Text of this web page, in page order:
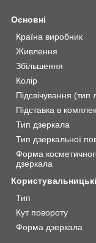
Основні
Країна виробник
Живлення
Збільшення
Колір
Підсвічування (тип
Підставка в
Тип дзеркала
Тип дзеркальної
Форма
дзеркала
Тип
Кут повороту
Форма дзеркала